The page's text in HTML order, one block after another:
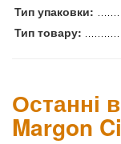
Тип упаковки:
Тип товару:
Останні
Margon